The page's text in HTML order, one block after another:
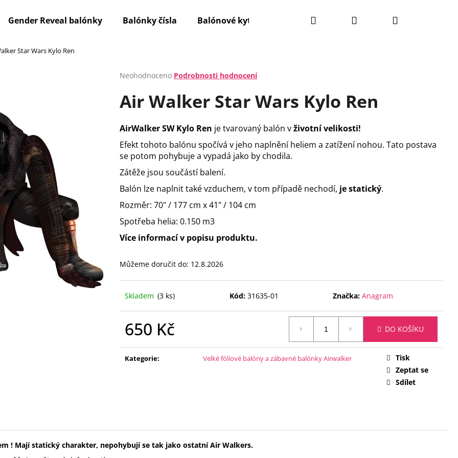
Gender Reveal balónky Balónky čísla Balónové kytice Narozeninové balónky Svatební
Hledat PřihlášeníNákupní
Star Wars Kylo Ren
Průměrné
produktu
je
z
5
hvězdiček.
Neohodnoceno Podrobnosti hodnocení
Air Walker Star Wars Kylo Ren
AirWalker SW Kylo Ren je tvarovaný balón vživotní velikosti!
Efekt tohoto balónu spočívá v jeho naplnění heliem a zatížení nohou. Tato postava
se potom pohybuje a vypadá jako by chodila.
Zátěže jsou součástí balení.
Balón lze naplnit také vzduchem, v tom případě nechodí, je statický.
Rozměr: 70" / 177 cm x 41" / 104 cm
Spotřeba helia: 0.150 m3
Více informací v popisu produktu.
Můžeme doručit do: 12.8.2026
Skladem (3 ks) Kód: 31635-01 Značka:Anagram
650 Kč DO KOŠÍKU
Kategorie: Velké fóliové balóny a zábavné balónky Airwalker
Tisk
Zeptat se
Sdílet
! Mají statický charakter, nepohybují se tak jako ostatní Air Walkers.
Co potřebujete najít?
HLEDAT
Doporučujeme
FÓLIOVÝ BALÓN - ČÍSLICE 0 - ČERNÁ 88
CM
105 Kč
FÓLIOVÝ BALÓN - ČÍSLICE 1 - ČERNÁ 88
CM